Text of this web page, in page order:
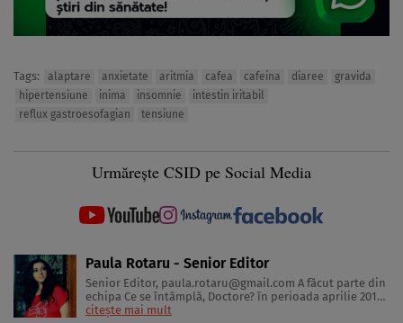
Tags: alaptare anxietate aritmia cafea cafeina diaree
gravida
hipertensiune
inima insomnie
intestin iritabil
reflux gastroesofagian
tensiune
Urmărește CSID pe Social Media
Paula Rotaru - Senior Editor
Senior Editor, paula.rotaru@gmail.com
echipa Ce se întâmplă, Doctore? în perioada aprilie 2013-
decembrie 2023. Articolele sale cuprind informații despre
citește mai mult